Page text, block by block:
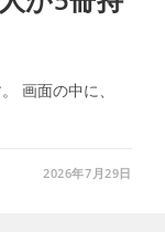
画面の中に、
2026年7月29日